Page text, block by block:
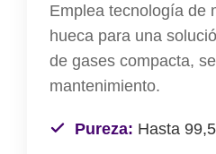
Emplea tecnología de
hueca para una
de gases compacta,
mantenimiento.
Pureza: Hasta